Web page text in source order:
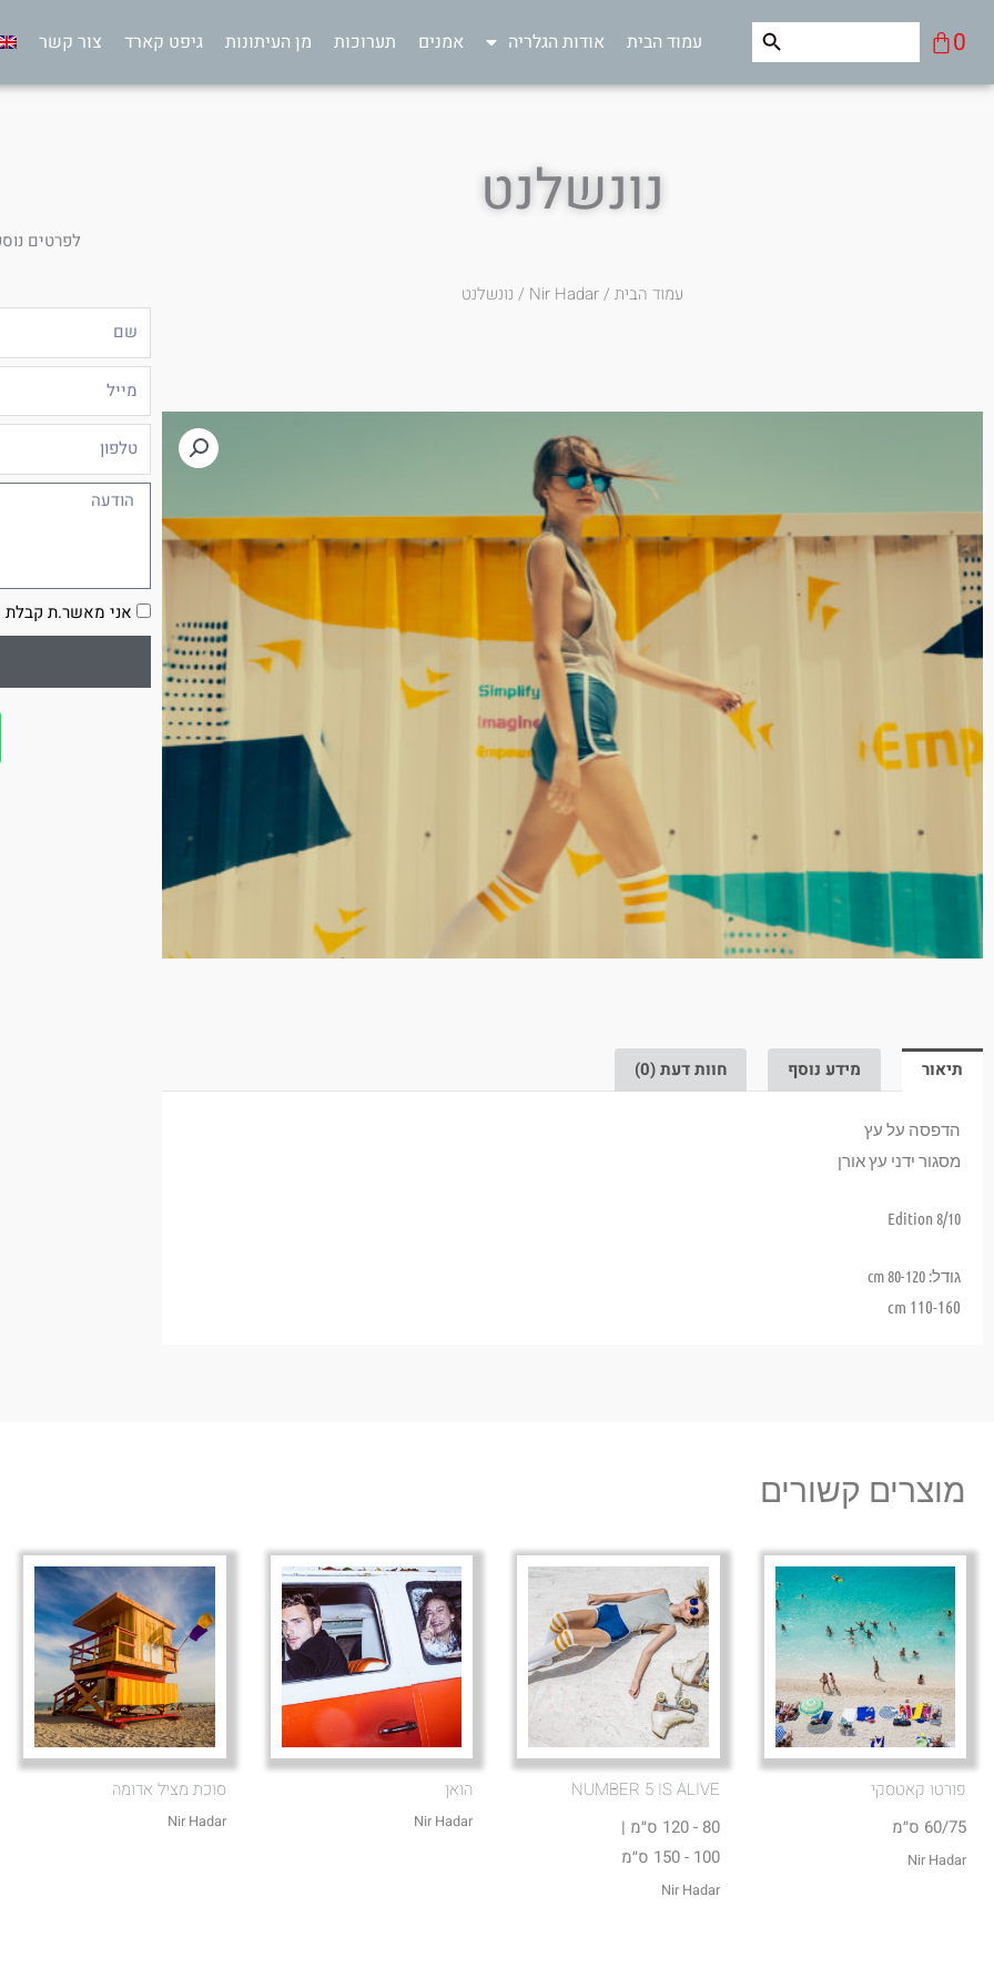
לתוכן0
עגלת
קניות
Search
Search Button
עמוד הבית אודות הגלריה אמנים תערוכות מן העיתונות גיפט קארד צור קשר
נונשלנט
עמוד הבית /
Nir Hadar / נונשלנט
תיאור מידע נוסף חוות דעת (0)
הדפסה על עץ
מסגור ידני עץ אורן
Edition 8/10
גודל: 80-120 cm
110-160 cm
לפרטים
טלפון
הודעה
הסכמה
אני מאשר.ת קבלת
מוצרים קשורים
פורטו קאטסקי
60/75 ס״מ
Nir Hadar
NUMBER 5 IS ALIVE
80 - 120 ס״מ |
100 - 150 ס״מ
Nir Hadar
הואן
Nir Hadar
סוכת מציל אדומה
Nir Hadar